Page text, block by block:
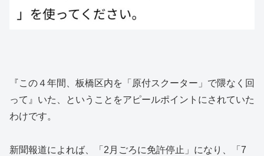
『この４年間、板橋区内を「原付スクーター」で隈なく回
って』いた、ということをアピールポイントにされていた
わけです。
新聞報道によれば、「2月ごろに免許停止」になり、「7